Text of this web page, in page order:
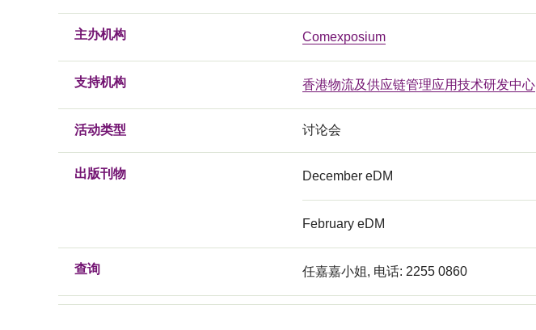
主办机构 Comexposium
支持机构 香港物流及供应链管理应用技术研发中心
活动类型 讨论会
出版刊物 December eDM
February eDM
查询 任嘉嘉小姐, 电话: 2255 0860